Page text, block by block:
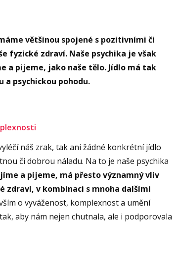
většinou spojené s pozitivními či
fyzické zdraví. Naše psychika je však
a pijeme, jako naše tělo. Jídlo má tak
a psychickou pohodu.
náš zrak, tak ani žádné konkrétní jídlo
či dobrou náladu. Na to je naše psychika
a pijeme, má přesto významný vliv
zdraví, v kombinaci s mnoha dalšími
o vyváženost, komplexnost a umění
aby nám nejen chutnala, ale i podporovala